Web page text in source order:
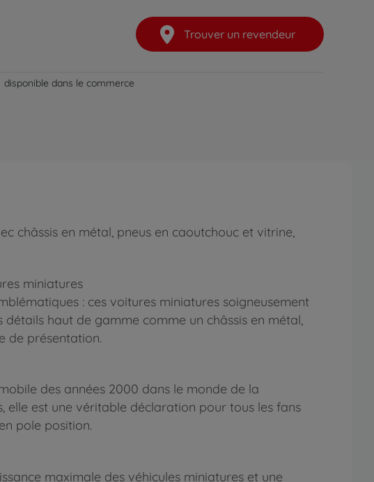
Trouver un revendeur
disponible dans le commerce
châssis en métal, pneus en caoutchouc et vitrine,
miniatures
: ces voitures miniatures soigneusement
haut de gamme comme un châssis en métal,
de présentation.
des années 2000 dans le monde de la
elle est une véritable déclaration pour tous les fans
pole position.
maximale des véhicules miniatures et une